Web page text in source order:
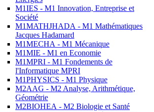
M1IES - M1 Innovation, Entreprise et
Société
M1MATHJHADA - M1 Mathématiques
Jacques Hadamard
M1MECHA - M1 Mécanique
M1MIE - M1 en Economie
M1MPRI - M1 Fondements de
l'Informatique MPRI
M1PHYSICS - M1 Physique
M2AAG - M2 Analyse, Arithmétique,
Géométrie
M2BIOHEA - M2 Biologie et Santé